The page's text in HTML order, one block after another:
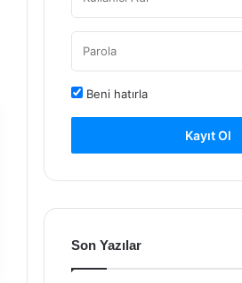
Beni hatırla
Kayıt Ol
Son Yazılar